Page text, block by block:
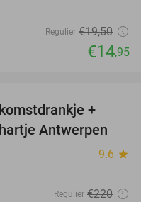
Regulier €19,50
€14,95
+
Antwerpen
9.6 star
Regulier €220